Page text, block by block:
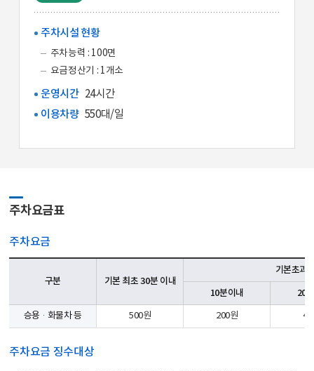
주차시설 현황
주차능력 : 100면
요금정산기 : 1개소
운영시간 24시간
이용차량 550대/일
주차요금표
주차요금
구분 기본 최초 30분 이내
기본초과
10분이내 20
승용·화물차 등 500원 200원
주차요금 징수대상